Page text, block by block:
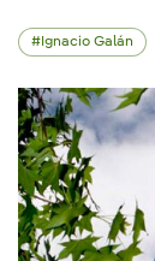
Ignacio Galán